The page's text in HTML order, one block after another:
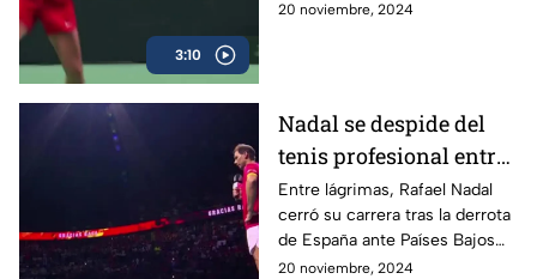
3:10
juntos en la Copa Davis
20 noviembre, 2024
Nadal se despide del
tenis profesional entre
lágrimas
Entre lágrimas, Rafael Nadal
cerró su carrera tras la derrota
de España ante Países Bajos
en la Copa Davis, dejando un
20 noviembre, 2024